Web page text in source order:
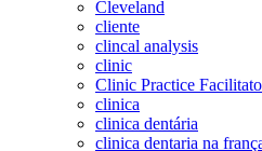
Cleveland
cliente
clincal analysis
clinic
Clinic Practice
clinica
clinica dentária
clinica dentaria na